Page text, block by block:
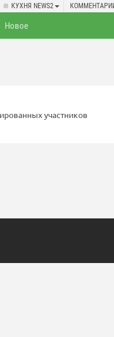
КУХНЯ NEWS2
Новое
участников